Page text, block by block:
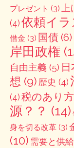
プレゼント (3)
(4)依頼イラ
借金 (3) 国債 (6)
岸田政権
自由主義 (5)
想 (9) 歴史 (4)
(4)税のあり方
源？？ (14)
身を切る改革 (3)
(10) 需要と供給